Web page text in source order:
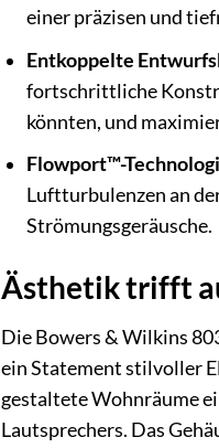
einer präzisen und
Entkoppelte
fortschrittliche
könnten, und
Flowport™-
Luftturbulenzen an
Strömungsgeräusche.
Ästhetik trifft
Die Bowers & Wilkins
ein Statement stilvoller
gestaltete Wohnräume
Lautsprechers. Das